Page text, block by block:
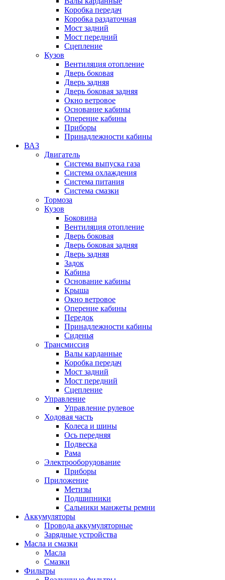
Коробка передач
Коробка раздаточная
Мост задний
Мост передний
Сцепление
Кузов
Вентиляция отопление
Дверь боковая
Дверь задняя
Дверь боковая задняя
Окно ветровое
Основание кабины
Оперение кабины
Приборы
Принадлежности кабины
ВАЗ
Двигатель
Система выпуска газа
Система охлаждения
Система питания
Система смазки
Тормоза
Кузов
Боковина
Вентиляция отопление
Дверь боковая
Дверь боковая задняя
Дверь задняя
Задок
Кабина
Основание кабины
Крыша
Окно ветровое
Оперение кабины
Передок
Принадлежности кабины
Сиденья
Трансмиссия
Валы карданные
Коробка передач
Мост задний
Мост передний
Сцепление
Управление
Управление рулевое
Ходовая часть
Колеса и шины
Ось передняя
Подвеска
Рама
Электрооборудование
Приборы
Приложение
Метизы
Подшипники
Сальники манжеты ремни
Аккумуляторы
Провода аккумуляторные
Зарядные устройства
Масла и смазки
Масла
Смазки
Фильтры